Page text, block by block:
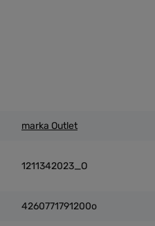
marka Outlet
1211342023_O
4260771791200o